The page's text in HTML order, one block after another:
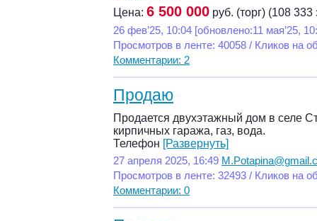
Цена: 6 500 000 руб. (торг) (108 333
26 фев’25, 10:04 [обновлено:11 мая’25,
Просмотров в ленте: 40058 / Кликов на
Комментарии: 2
Продаю
Продается двухэтажный дом в селе
кирпичных гаража, газ, вода.
Телефон [Развернуть]
27 апреля 2025, 16:49
Просмотров в ленте: 32493 / Кликов на
Комментарии: 0